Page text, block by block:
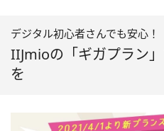
デジタル初心者さんでも安心！
IIJmioの「ギガプラン
を